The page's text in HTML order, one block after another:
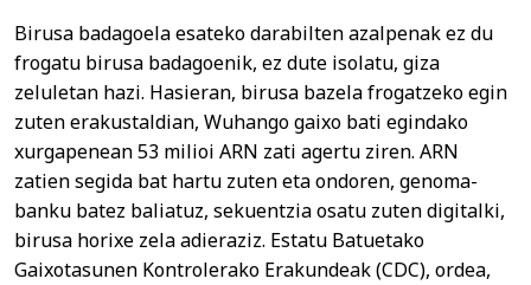
Birusa badagoela esateko darabilten azalpenak ez du
frogatu birusa badagoenik, ez dute isolatu, giza
zeluletan hazi. Hasieran, birusa bazela frogatzeko egin
zuten erakustaldian, Wuhango gaixo bati egindako
xurgapenean 53 milioi ARN zati agertu ziren. ARN
zatien segida bat hartu zuten eta ondoren, genoma-
banku batez baliatuz, sekuentzia osatu zuten digitalki,
birusa horixe zela adieraziz. Estatu Batuetako
Gaixotasunen Kontrolerako Erakundeak (CDC), ordea,